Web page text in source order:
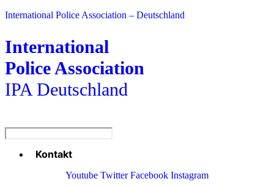
International Police Association – Deutschland
International
Police Association
IPA Deutschland
Menü Kontakt
Youtube Twitter Facebook Instagram